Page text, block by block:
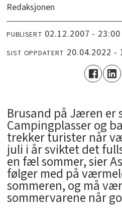
Redaksjonen
PUBLISERT 02.12.2007 - 23:00
SIST OPPDATERT 20.04.2022 -
Brusand på Jæren er
Campingplasser og
trekker turister når
juli i år sviktet det
en fæl sommer, sier
følger med på
sommeren, og må
sommervarene når